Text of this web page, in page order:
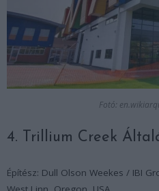
Fotó:
4. Trillium Creek
Építész: Dull Olson Weekes / IBI